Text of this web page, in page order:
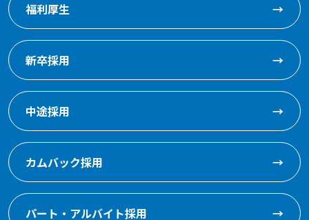
福利厚生 →
新卒採用 →
中途採用 →
カムバック採用 →
パート・アルバイト採用 →